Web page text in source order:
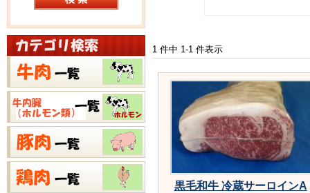
1 件中 1-1 件表示
黒毛和牛 冷蔵サーロインA